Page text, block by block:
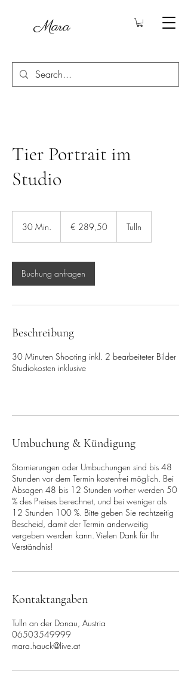
Mara
Tier Portrait im
Studio
30 Min.
i
n
.
€ 289,50 Tulln
Buchung anfragen
Beschreibung
30 Minuten Shooting inkl. 2 bearbeiteter Bilder
Studiokosten inklusive
Umbuchung & Kündigung
Stornierungen oder Umbuchungen sind bis 48
Stunden vor dem Termin kostenfrei möglich. Bei
Absagen 48 bis 12 Stunden vorher werden 50
% des Preises berechnet, und bei weniger als
12 Stunden 100 %. Bitte geben Sie rechtzeitig
Bescheid, damit der Termin anderweitig
vergeben werden kann. Vielen Dank für Ihr
Verständnis!
Kontaktangaben
Tulln an der Donau, Austria
06503549999
mara.hauck@live.at